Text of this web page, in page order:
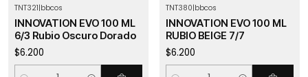
TNT321|bbcos
INNOVATION EVO 100 ML
6/3 Rubio Oscuro Dorado
$6.200
TNT380|bbcos
INNOVATION EVO 100 ML
RUBIO BEIGE 7/7
$6.200